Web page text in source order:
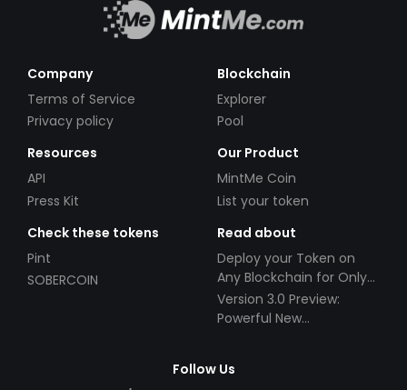
Company
Terms of Service
Privacy policy
Blockchain
Explorer
Pool
Resources
API
Press Kit
Our Product
MintMe Coin
List your token
Check these tokens
Pint
SOBERCOIN
Read about
Deploy your Token on
Any Blockchain for Only
$49!
Version 3.0 Preview:
Powerful New
Follow Us